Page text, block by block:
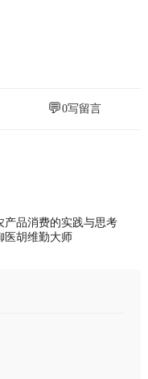
💬0写留言
产品消费的实践与思考
医胡维勤大师